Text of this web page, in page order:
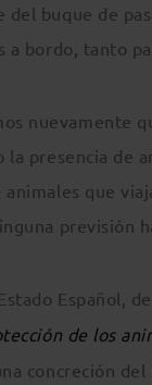
del buque de
a bordo, tanto
nuevamente
la presencia de
animales que
previsión
Español,
de los
concreción